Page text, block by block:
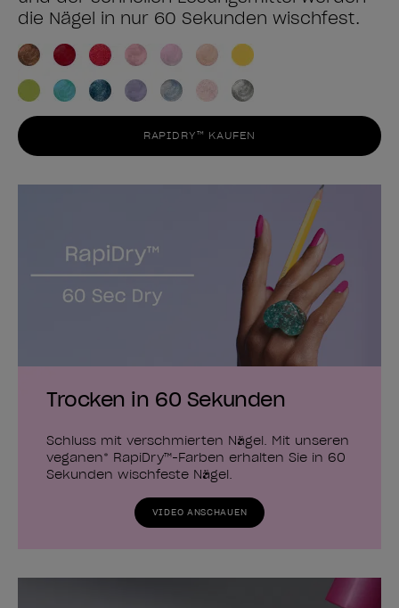
die Nägel in nur 60 Sekunden wischfest.
RAPIDRY™ KAUFEN
Trocken in 60 Sekunden
Schluss mit verschmierten Nägel. Mit unseren
veganen* RapiDry™-Farben erhalten Sie in 60
Sekunden wischfeste Nägel.
VIDEO ANSCHAUEN